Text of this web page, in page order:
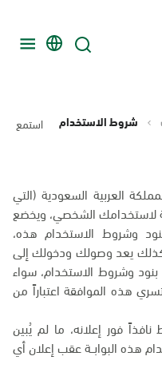
شروط الاستخدام استمع
العربية السعودية (التي
لاستخدامك الشخصي، ويخضع
وشروط الاستخدام هذه،
يعد وصولك ودخولك إلى
وشروط الاستخدام، سواء
هذه الموافقة اعتباراً من
فور إعلانه، ما لم يُبين
هذه البوابــة عقب إعلان أي